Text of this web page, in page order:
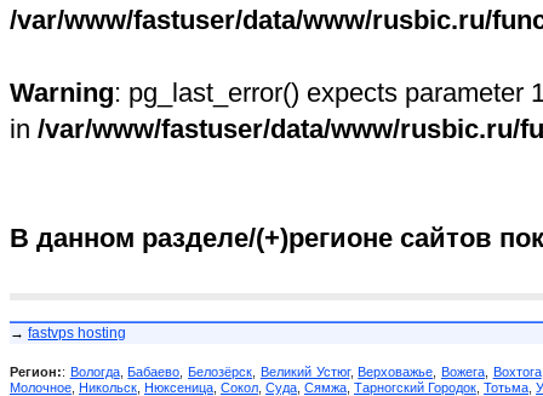
/var/www/fastuser/data/www/rusbic.ru/
Warning: pg_last_error() expects parameter
in /var/www/fastuser/data/www/rusbic.ru/
В данном разделе/(+)регионе сайтов
→ fastvps hosting
Регион:: Вологда,Бабаево ,Белозёрск Великий Устюг,Верховажье Вожега, Вохтога
Молочное Никольск Нюксеница Сокол Суда Сямжа Тарногский Городок Тотьма